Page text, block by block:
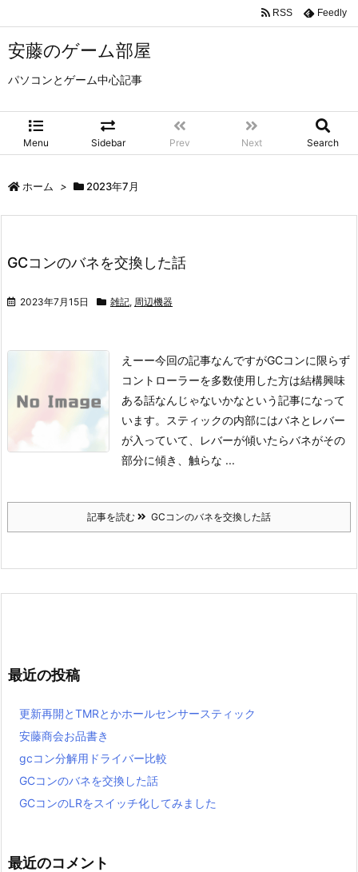
安藤のゲーム部屋
パソコンとゲーム中心記事
Menu Sidebar Prev Next Search
RSS Feedly
ホーム > 2023年7月
GCコンのバネを交換した話
2023年7月15日 雑記, 周辺機器
えーー今回の記事なんですがGCコンに限らず
コントローラーを多数使用した方は結構興味
ある話なんじゃないかなという記事になって
います。
スティックの内部にはバネとレバー
が入っていて、レバーが傾いたらバネがその
部分に傾き、触らな ...
記事を読む GCコンのバネを交換した話
最近の投稿
更新再開とTMRとかホールセンサースティック
安藤商会お品書き
gcコン分解用ドライバー比較
GCコンのバネを交換した話
GCコンのLRをスイッチ化してみました
最近のコメント